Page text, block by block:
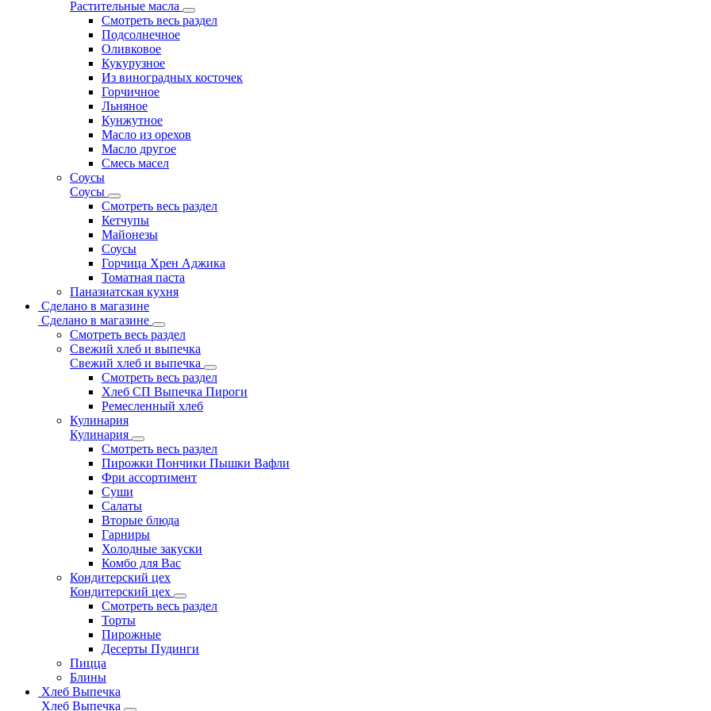
Растительные масла
Смотреть весь раздел
Подсолнечное
Оливковое
Кукурузное
Из виноградных косточек
Горчичное
Льняное
Кунжутное
Масло из орехов
Масло другое
Смесь масел
Соусы
Соусы
Смотреть весь раздел
Кетчупы
Майонезы
Соусы
Горчица Хрен Аджика
Томатная паста
Паназиатская кухня
Сделано в магазине
Сделано в магазине
Смотреть весь раздел
Свежий хлеб и выпечка
Свежий хлеб и выпечка
Смотреть весь раздел
Хлеб СП Выпечка Пироги
Ремесленный хлеб
Кулинария
Кулинария
Смотреть весь раздел
Пирожки Пончики Пышки Вафли
Фри ассортимент
Суши
Салаты
Вторые блюда
Гарниры
Холодные закуски
Комбо для Вас
Кондитерский цех
Кондитерский цех
Смотреть весь раздел
Торты
Пирожные
Десерты Пудинги
Пицца
Блины
Хлеб Выпечка
Хлеб Выпечка